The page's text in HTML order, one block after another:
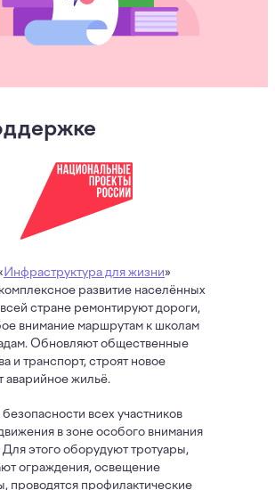
Инфраструктура для жизни»
развитие населённых
стране ремонтируют дороги,
внимание маршрутам к школам
Обновляют общественные
и транспорт, строят новое
аварийное жильё.
всех участников
в зоне особого внимания
Для этого оборудуют тротуары,
ограждения, освещение
проводятся профилактические